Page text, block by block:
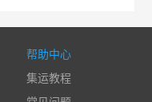
帮助中心
集运教程